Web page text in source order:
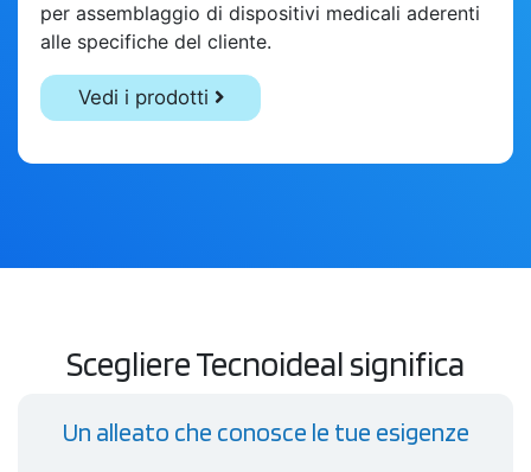
per assemblaggio di dispositivi medicali aderenti
alle specifiche del cliente.
Vedi i prodotti
Scegliere Tecnoideal significa
Un alleato che conosce le tue esigenze